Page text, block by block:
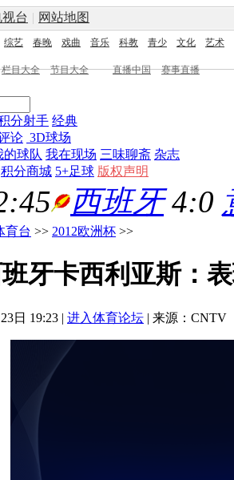
台 | 网站地图
综艺 春晚 戏曲 音乐 科教 青少 文化 艺术
栏目大全 节目大全 直播中国
赛事直播
分射手 经典
论 3D球场
的球队 我在现场 三味聊斋 杂志
积分商城 5+足球 版权声明
西班牙4:0
育台 >> 2012欧洲杯 >>
牙卡西利亚斯：
日 19:23 | 进入体育论坛 | 来源：CNTV